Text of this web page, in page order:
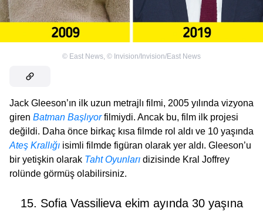
© East News, © Invision/Invision/East News
Jack Gleeson’ın ilk uzun metrajlı filmi, 2005 yılında vizyona
giren Batman Başlıyorfilmiydi. Ancak bu, film ilk projesi
değildi. Daha önce birkaç kısa filmde rol aldı ve 10 yaşında
Ateş Krallığı isimli filmde figüran olarak yer aldı. Gleeson’u
bir yetişkin olarak Taht Oyunları dizisinde Kral Joffrey
rolünde görmüş olabilirsiniz.
15. Sofia Vassilieva ekim ayında 30 yaşına